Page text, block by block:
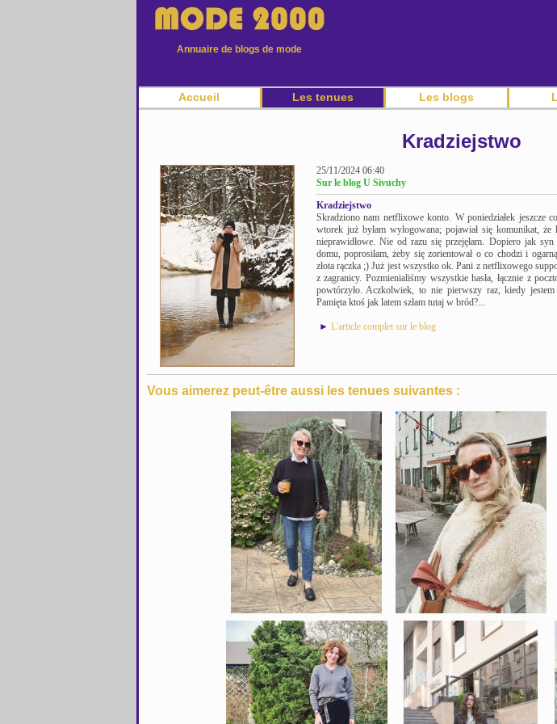
Annuaire de blogs de mode
Accueil Les tenues Les blogs
Kradziejstwo
25/11/2024 06:40
Sur le blog U Sivuchy
Kradziejstwo
Skradziono nam netflixowe konto. W poniedziałek jeszcze
wtorek już byłam wylogowana; pojawiał się komunikat, że
nieprawidłowe. Nie od razu się przejęłam. Dopiero jak
domu, poprosiłam, żeby się zorientował o co chodzi i
złota rączka ;) Już jest wszystko ok. Pani z netflixowego
z zagranicy. Pozmienialiśmy wszystkie hasła, łącznie z
powtórzyło. Aczkolwiek, to nie pierwszy raz, kiedy
Pamięta ktoś jak latem szłam tutaj w bród?...
► L'article complet sur le blog
Vous aimerez peut-être aussi les tenues suivantes :